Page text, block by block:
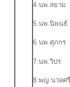
4.นพ.
5.นพ.
6.นพ.
7.นพ.
8.พญ.น